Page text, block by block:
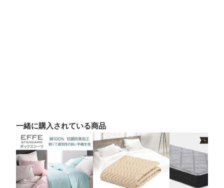
一緒に購入されている商品